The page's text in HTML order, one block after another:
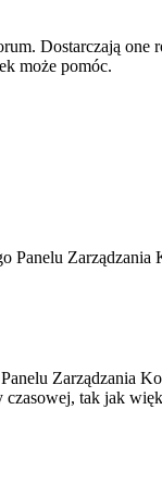
Dostarczają
może pomóc.
Panelu
Zarządzania
tak jak